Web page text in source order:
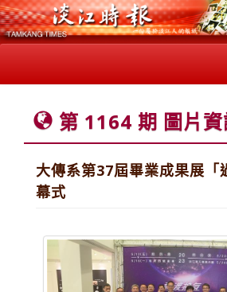
第 1164 期 圖片
大傳系第37屆畢業成果展「
幕式